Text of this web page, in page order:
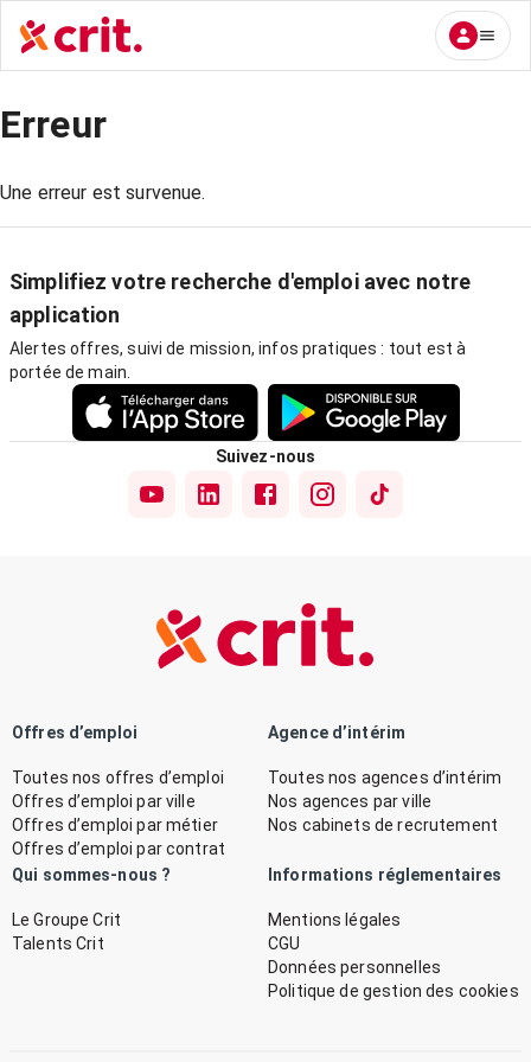
Erreur
Une erreur est survenue.
Simplifiez votre recherche d'emploi avec notre
application
Alertes offres, suivi de mission, infos pratiques : tout est à
portée de main.
Suivez-nous
Offres d’emploi
Toutes nos offres d’emploi
Offres d’emploi par ville
Offres d’emploi par métier
Offres d’emploi par contrat
Agence d’intérim
Toutes nos agences d’intérim
Nos agences par ville
Nos cabinets de recrutement
Qui sommes-nous ?
Le Groupe Crit
Talents Crit
Informations réglementaires
Mentions légales
CGU
Données personnelles
Politique de gestion des cookies